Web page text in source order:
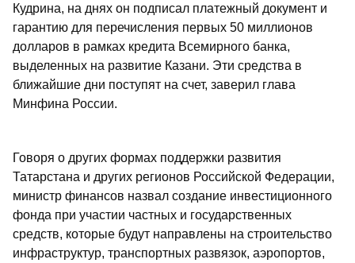
Кудрина, на днях он подписал платежный документ и
гарантию для перечисления первых 50 миллионов
долларов в рамках кредита Всемирного банка,
выделенных на развитие Казани. Эти средства в
ближайшие дни поступят на счет, заверил глава
Минфина России.
Говоря о других формах поддержки развития
Татарстана и других регионов Российской Федерации,
министр финансов назвал создание инвестиционного
фонда при участии частных и государственных
средств, которые будут направлены на строительство
инфраструктур, транспортных развязок, аэропортов,